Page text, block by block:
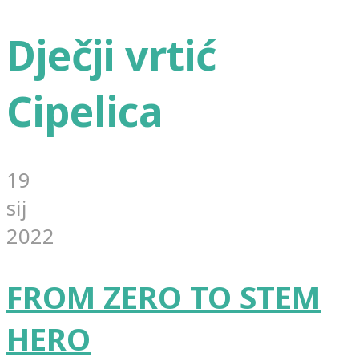
Dječji vrtić
Cipelica
19
sij
2022
FROM ZERO TO STEM
HERO